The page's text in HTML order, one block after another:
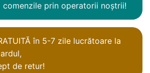
comenzile prin operatorii noștrii!
în 5-7 zile lucrătoare la
de retur!